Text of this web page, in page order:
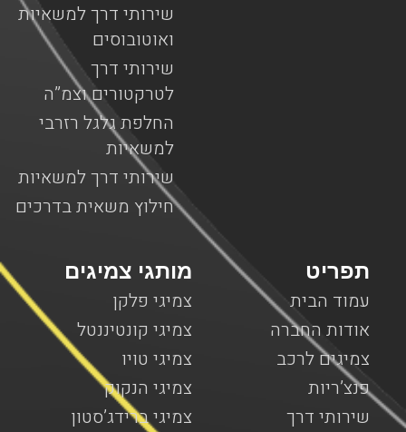
שירותי דרך למשאיות
ואוטובוסים
שירותי דרך
לטרקטורים וצמ”ה
החלפת גלגל רזרבי
למשאיות
שירותי דרך למשאיות
חילוץ משאית בדרכים
מותגי צמיגים
צמיגי פלקן
צמיגי קונטיננטל
צמיגי טויו
צמיגי הנקוק
צמיגי ברידג’סטון
תפריט
עמוד הבית
אודות החברה
צמיגים לרכב
פנצ’ריות
שירותי דרך